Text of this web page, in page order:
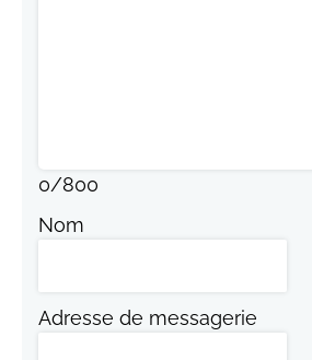
0/800
Nom
Adresse de messagerie